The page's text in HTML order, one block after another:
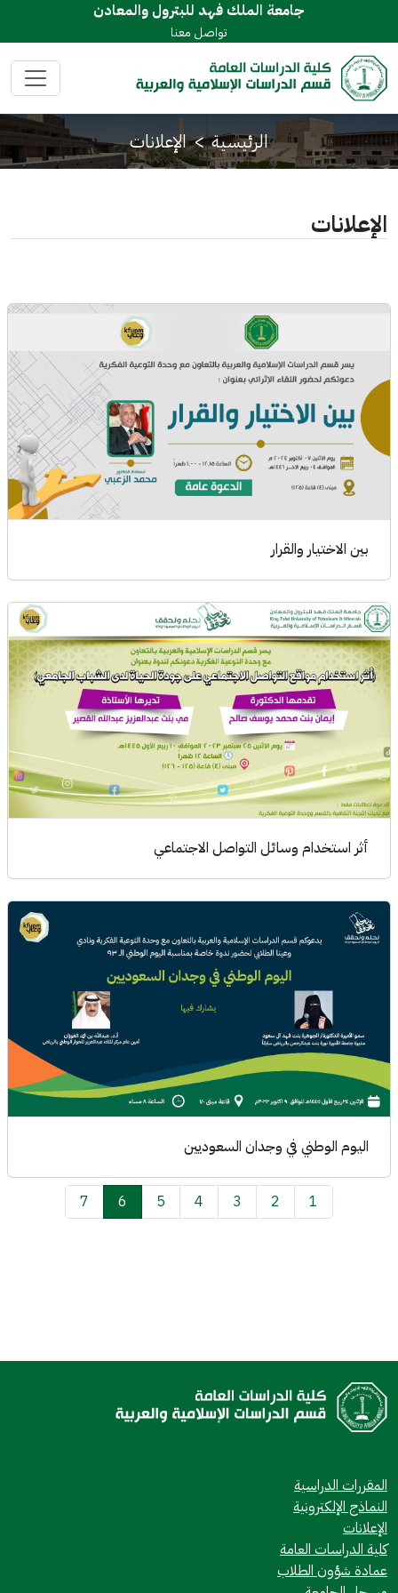
جامعة الملك فهد للبترول والمعادن
تواصل معنا
الرئيسية الإعلانات
الإعلانات
بين الاختيار والقرار
أثر استخدام وسائل التواصل الاجتماعي
اليوم الوطني في وجدان السعوديين
1
2
3
4
5
6
7
المقررات الدراسية
النماذج الإلكترونية
الإعلانات
كلية الدراسات العامة
عمادة شؤون الطلاب